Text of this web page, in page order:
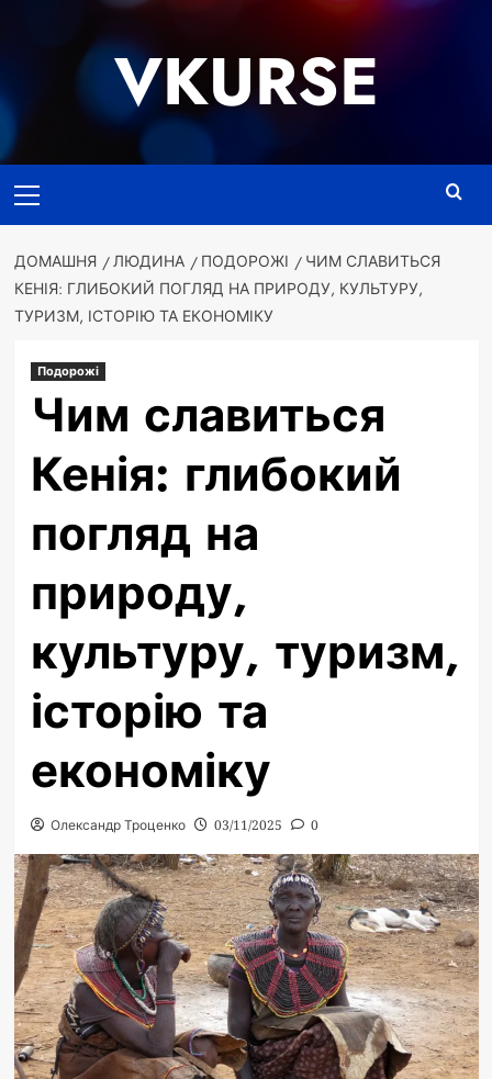
VKURSE
меню
ДОМАШНЯ ЛЮДИНА ПОДОРОЖІ
ЧИМ СЛАВИТЬСЯ
КЕНІЯ: ГЛИБОКИЙ ПОГЛЯД НА ПРИРОДУ, КУЛЬТУРУ,
ТУРИЗМ, ІСТОРІЮ ТА ЕКОНОМІКУ
Подорожі
Чим славиться
Кенія: глибокий
погляд на
природу,
культуру, туризм,
історію та
економіку
Олександр Троценко 03/11/2025 0